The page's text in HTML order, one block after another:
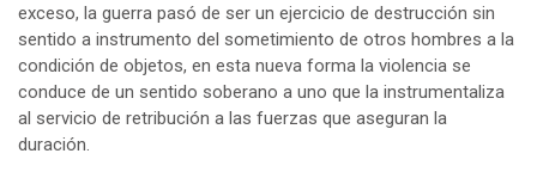
exceso, la guerra pasó de ser un ejercicio de destrucción sin
sentido a instrumento del sometimiento de otros hombres a la
condición de objetos, en esta nueva forma la violencia se
conduce de un sentido soberano a uno que la instrumentaliza
al servicio de retribución a las fuerzas que aseguran la
duración.